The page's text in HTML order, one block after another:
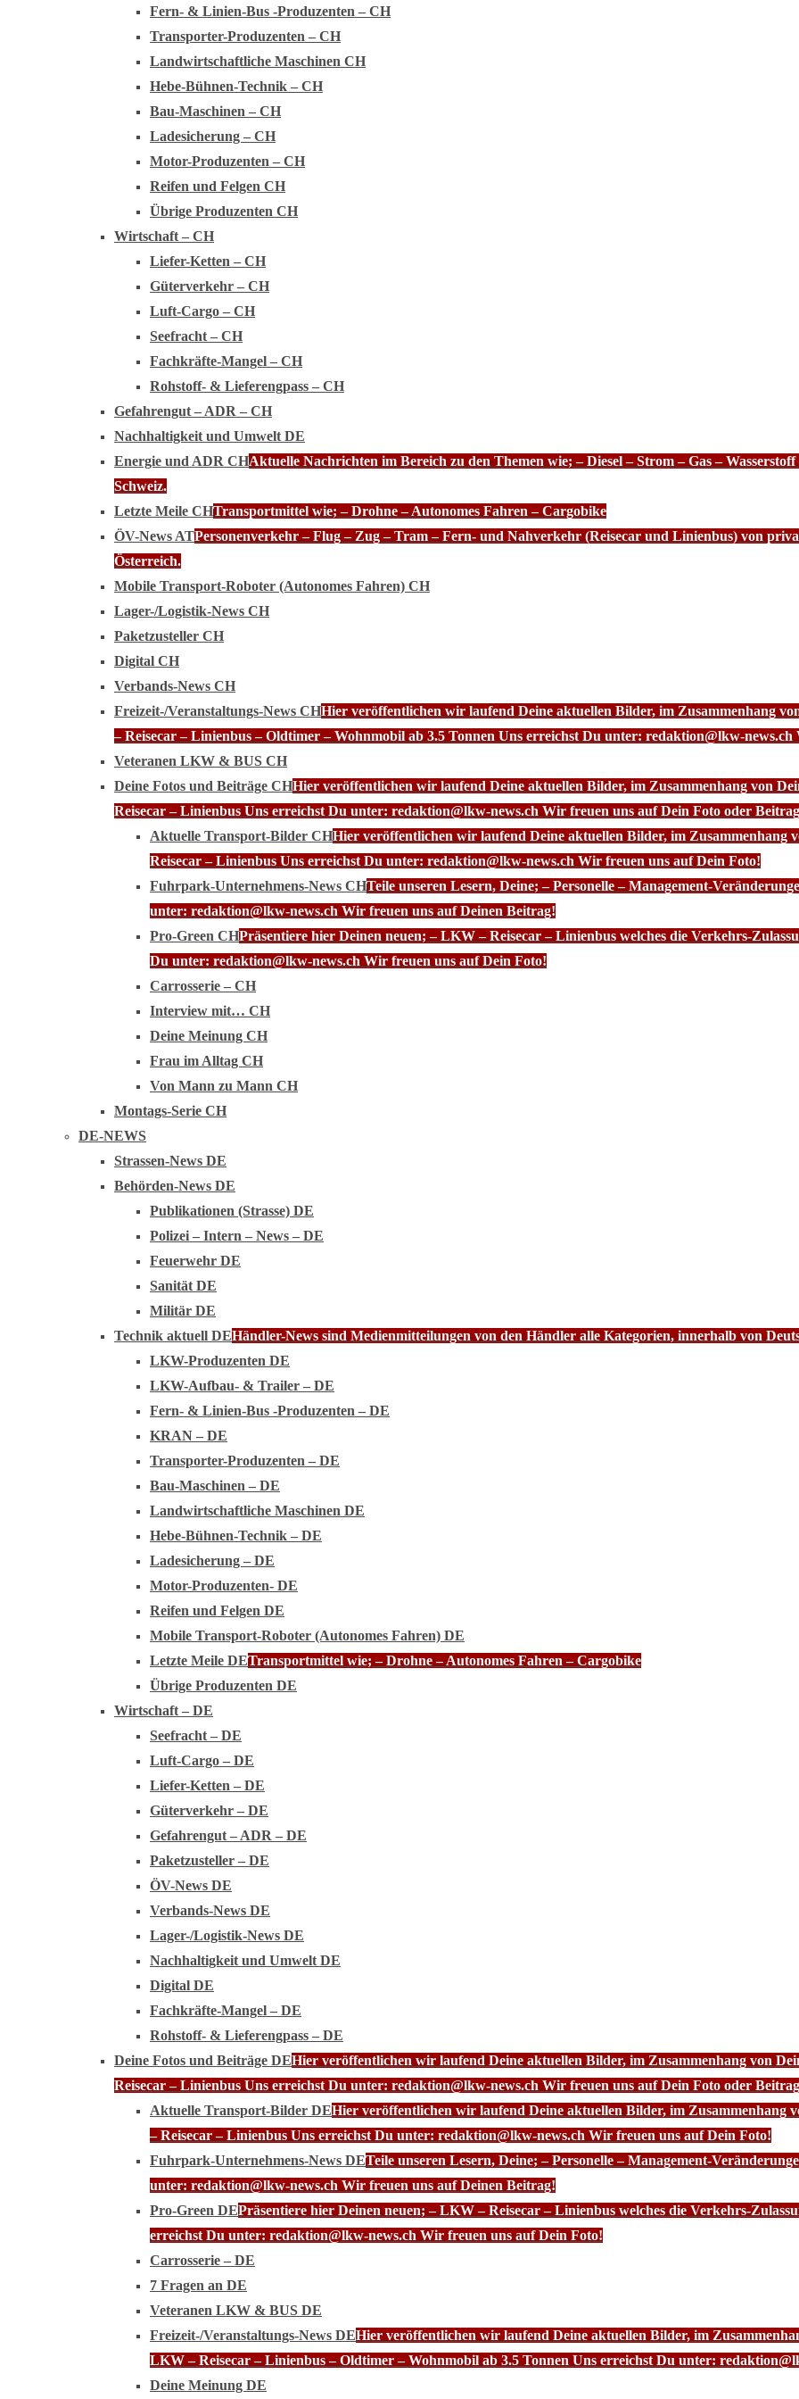
Fern- & Linien-Bus -Produzenten – CH
Transporter-Produzenten – CH
Landwirtschaftliche Maschinen CH
Hebe-Bühnen-Technik – CH
Bau-Maschinen – CH
Ladesicherung – CH
Motor-Produzenten – CH
Reifen und Felgen CH
Übrige Produzenten CH
Wirtschaft – CH
Liefer-Ketten – CH
Güterverkehr – CH
Luft-Cargo – CH
Seefracht – CH
Fachkräfte-Mangel – CH
Rohstoff- & Lieferengpass – CH
Gefahrengut – ADR – CH
Nachhaltigkeit und Umwelt DE
Energie und ADR CHAktuelle Nachrichten im Bereich zu den Themen wie; – Diesel – Strom – Gas –
Schweiz.
Letzte Meile CHTransportmittel wie; – Drohne – Autonomes Fahren – Cargobike
ÖV-News ATPersonenverkehr – Flug – Zug – Tram – Fern- und Nahverkehr (Reisecar und Linienbus) von
Österreich.
Mobile Transport-Roboter (Autonomes Fahren) CH
Lager-/Logistik-News CH
Paketzusteller CH
Digital CH
Verbands-News CH
Freizeit-/Veranstaltungs-News CHHier veröffentlichen wir laufend Deine aktuellen Bilder, im Zusammenhang
– Reisecar – Linienbus – Oldtimer – Wohnmobil ab 3.5 Tonnen Uns erreichst Du unter: redaktion@lkw-
Veteranen LKW & BUS CH
Deine Fotos und Beiträge CHHier veröffentlichen wir laufend Deine aktuellen Bilder, im Zusammenhang von
Reisecar – Linienbus Uns erreichst Du unter: redaktion@lkw-news.ch Wir freuen uns auf Dein Foto oder
Aktuelle Transport-Bilder CHHier veröffentlichen wir laufend Deine aktuellen Bilder, im
Reisecar – Linienbus Uns erreichst Du unter: redaktion@lkw-news.ch Wir freuen uns auf Dein Foto!
Fuhrpark-Unternehmens-News CHTeile unseren Lesern, Deine; – Personelle – Management-
unter: redaktion@lkw-news.ch Wir freuen uns auf Deinen Beitrag!
Pro-Green CHPräsentiere hier Deinen neuen; – LKW – Reisecar – Linienbus welches die Verkehrs-
Du unter: redaktion@lkw-news.ch Wir freuen uns auf Dein Foto!
Carrosserie – CH
Interview mit… CH
Deine Meinung CH
Frau im Alltag CH
Von Mann zu Mann CH
Montags-Serie CH
DE-NEWS
Strassen-News DE
Behörden-News DE
Publikationen (Strasse) DE
Polizei – Intern – News – DE
Feuerwehr DE
Sanität DE
Militär DE
Technik aktuell DEHändler-News sind Medienmitteilungen von den Händler alle Kategorien, innerhalb von
LKW-Produzenten DE
LKW-Aufbau- & Trailer – DE
Fern- & Linien-Bus -Produzenten – DE
KRAN – DE
Transporter-Produzenten – DE
Bau-Maschinen – DE
Landwirtschaftliche Maschinen DE
Hebe-Bühnen-Technik – DE
Ladesicherung – DE
Motor-Produzenten- DE
Reifen und Felgen DE
Mobile Transport-Roboter (Autonomes Fahren) DE
Letzte Meile DETransportmittel wie; – Drohne – Autonomes Fahren – Cargobike
Übrige Produzenten DE
Wirtschaft – DE
Seefracht – DE
Luft-Cargo – DE
Liefer-Ketten – DE
Güterverkehr – DE
Gefahrengut – ADR – DE
Paketzusteller – DE
ÖV-News DE
Verbands-News DE
Lager-/Logistik-News DE
Nachhaltigkeit und Umwelt DE
Digital DE
Fachkräfte-Mangel – DE
Rohstoff- & Lieferengpass – DE
Deine Fotos und Beiträge DEHier veröffentlichen wir laufend Deine aktuellen Bilder, im Zusammenhang von
Reisecar – Linienbus Uns erreichst Du unter: redaktion@lkw-news.ch Wir freuen uns auf Dein Foto oder
Aktuelle Transport-Bilder DEHier veröffentlichen wir laufend Deine aktuellen Bilder, im
– Reisecar – Linienbus Uns erreichst Du unter: redaktion@lkw-news.ch Wir freuen uns auf Dein Foto!
Fuhrpark-Unternehmens-News DETeile unseren Lesern, Deine; – Personelle – Management-
unter: redaktion@lkw-news.ch Wir freuen uns auf Deinen Beitrag!
Pro-Green DEPräsentiere hier Deinen neuen; – LKW – Reisecar – Linienbus welches die Verkehrs-
erreichst Du unter: redaktion@lkw-news.ch Wir freuen uns auf Dein Foto!
Carrosserie – DE
7 Fragen an DE
Veteranen LKW & BUS DE
Freizeit-/Veranstaltungs-News DEHier veröffentlichen wir laufend Deine aktuellen Bilder, im
LKW – Reisecar – Linienbus – Oldtimer – Wohnmobil ab 3.5 Tonnen Uns erreichst Du unter:
Deine Meinung DE